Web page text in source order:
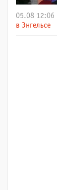
05.08 12:06
в Энгельсе